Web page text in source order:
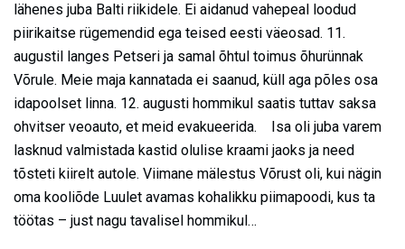
lähenes juba Balti riikidele. Ei aidanud vahepeal loodud
piirikaitse rügemendid ega teised eesti väeosad. 11.
augustil langes Petseri ja samal õhtul toimus õhurünnak
Võrule. Meie maja kannatada ei saanud, küll aga põles osa
idapoolset linna. 12. augusti hommikul saatis tuttav saksa
ohvitser veoauto, et meid evakueerida. Isa oli juba varem
lasknud valmistada kastid olulise kraami jaoks ja need
tõsteti kiirelt autole. Viimane mälestus Võrust oli, kui nägin
oma kooliõde Luulet avamas kohalikku piimapoodi, kus ta
töötas – just nagu tavalisel hommikul…